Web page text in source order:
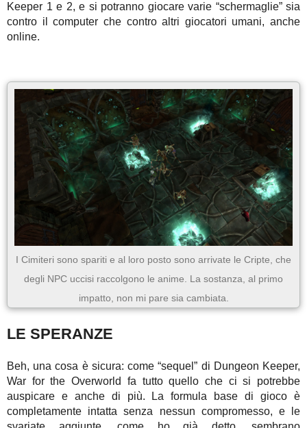
Keeper 1 e 2, e si potranno giocare varie “schermaglie” sia
contro il computer che contro altri giocatori umani, anche
online.
I Cimiteri sono spariti e al loro posto sono arrivate le Cripte, che
degli NPC uccisi raccolgono le anime. La sostanza, al primo
impatto, non mi pare sia cambiata.
LE SPERANZE
Beh, una cosa è sicura: come “sequel” di Dungeon Keeper,
War for the Overworld fa tutto quello che ci si potrebbe
auspicare e anche di più. La formula base di gioco è
completamente intatta senza nessun compromesso, e le